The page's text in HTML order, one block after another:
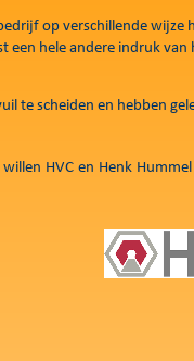
op verschillende
een hele andere indruk
te scheiden en hebben
HVC en Henk